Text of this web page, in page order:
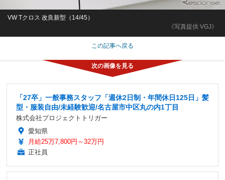
《写真提供 VGJ》
VW Tクロス 改良新型（14/45）
この記事へ戻る
「27卒」一般事務スタッフ「週休2日制・年間休日125日」髪
型・服装自由/未経験歓迎/名古屋市中区丸の内1丁目
株式会社プロジェクトトリガー
愛知県
月給25万7,800円～32万円
正社員